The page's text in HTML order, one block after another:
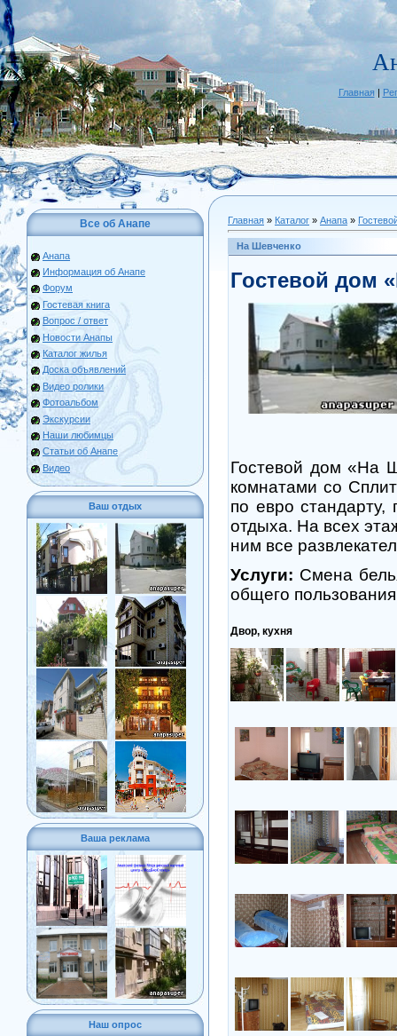
Главная|
Все об Анапе
Анапа
Информация об Анапе
Форум
Гостевая книга
Вопрос / ответ
Новости Анапы
Каталог жилья
Доска объявлений
Видео ролики
Фотоальбом
Экскурсии
Наши любимцы
Статьи об Анапе
Видео
Ваш отдых
Ваша реклама
Наш опрос
Главная » Каталог » Анапа »
На Шевченко
Гостевой дом
Гостевой дом «На
комнатами со
по евро стандарту,
отдыха. На всех
ним все
Услуги: Смена
общего
Двор, кухня